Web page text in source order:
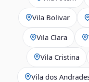
Vila Bolivar
Vila Clara
Vila Cristina
Vila dos